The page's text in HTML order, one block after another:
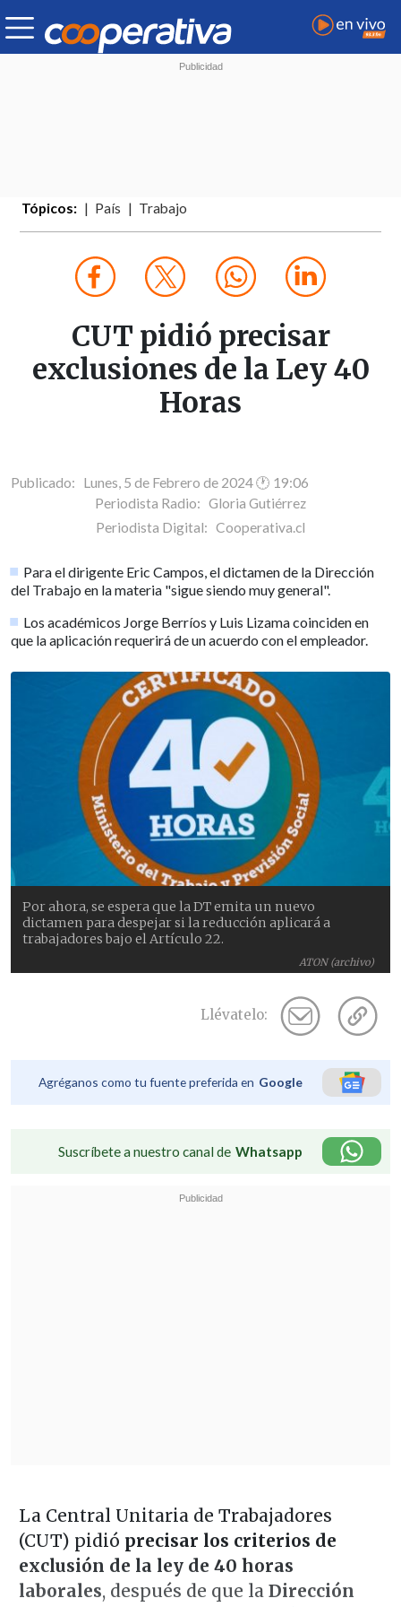
Tópicos: País Trabajo
CUT pidió precisar
exclusiones de la Ley 40
Horas
Publicado: Lunes, 5 de Febrero de 2024 🕐 19:06
Periodista Radio: Gloria Gutiérrez
Periodista Digital: Cooperativa.cl
Para el dirigente Eric Campos, el dictamen de la Dirección
del Trabajo en la materia "sigue siendo muy general".
Los académicos Jorge Berríos y Luis Lizama coinciden en
que la aplicación requerirá de un acuerdo con el empleador.
ATON (archivo)
Por ahora, se espera que la DT emita un nuevo
dictamen para despejar si la reducción aplicará a
trabajadores bajo el Artículo 22.
Llévatelo:
Agréganos como tu fuente preferida en Google
Suscríbete a nuestro canal de Whatsapp
La Central Unitaria de Trabajadores
(CUT) pidió precisar los criterios de
exclusión de la ley de 40 horas
laborales, después de que la Dirección